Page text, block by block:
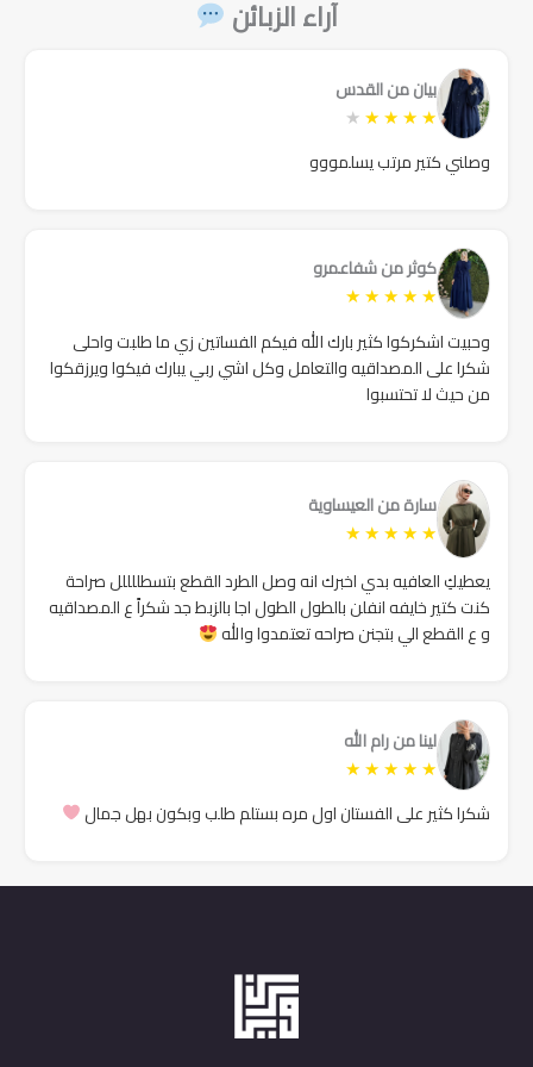
آراء الزبائن
بيان من القدس
★
★
★
★
★
وصلني كتير مرتب يسلمووو
كوثر من شفاعمرو
★
★
★
★
★
وحبيت اشكركوا كثير بارك الله فيكم الفساتين زي ما طلبت واحلى
شكرا على المصداقيه والتعامل وكل اشي ربي يبارك فيكوا ويرزقكوا
من حيث لا تحتسبوا
سارة من العيساوية
★
★
★
★
★
يعطيكِ العافيه بدي اخبرك انه وصل الطرد القطع بتسطللللل صراحة
كنت كتير خايفه انفلن بالطول الطول اجا بالزبط جد شكراً ع المصداقيه
و ع القطع الي بتجنن صراحه تعتمدوا والله
لينا من رام الله
★
★
★
★
★
شكرا كثير على الفستان اول مره بستلم طلب وبكون بهل جمال